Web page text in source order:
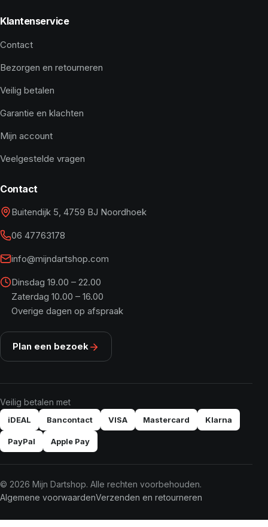
Klantenservice
Contact
Bezorgen en retourneren
Veilig betalen
Garantie en klachten
Mijn account
Veelgestelde vragen
Contact
Buitendijk 5, 4759 BJ Noordhoek
06 47763178
info@mijndartshop.com
Dinsdag 19.00 – 22.00
Zaterdag 10.00 – 16.00
Overige dagen op afspraak
Plan een bezoek
Veilig betalen met
iDEAL Bancontact VISA Mastercard Klarna
PayPal Apple Pay
© 2026 Mijn Dartshop. Alle rechten voorbehouden.
Algemene voorwaardenVerzenden en retourneren